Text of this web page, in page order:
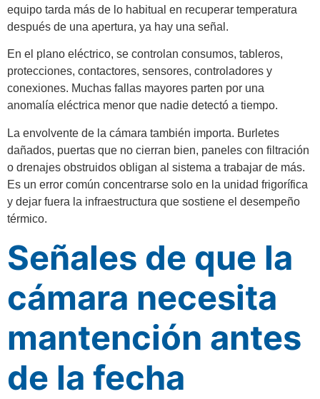
equipo tarda más de lo habitual en recuperar temperatura
después de una apertura, ya hay una señal.
En el plano eléctrico, se controlan consumos, tableros,
protecciones, contactores, sensores, controladores y
conexiones. Muchas fallas mayores parten por una
anomalía eléctrica menor que nadie detectó a tiempo.
La envolvente de la cámara también importa. Burletes
dañados, puertas que no cierran bien, paneles con filtración
o drenajes obstruidos obligan al sistema a trabajar de más.
Es un error común concentrarse solo en la unidad frigorífica
y dejar fuera la infraestructura que sostiene el desempeño
térmico.
Señales de que la
cámara necesita
mantención antes
de la fecha